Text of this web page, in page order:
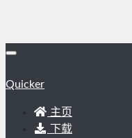
Quicker
主页
下载